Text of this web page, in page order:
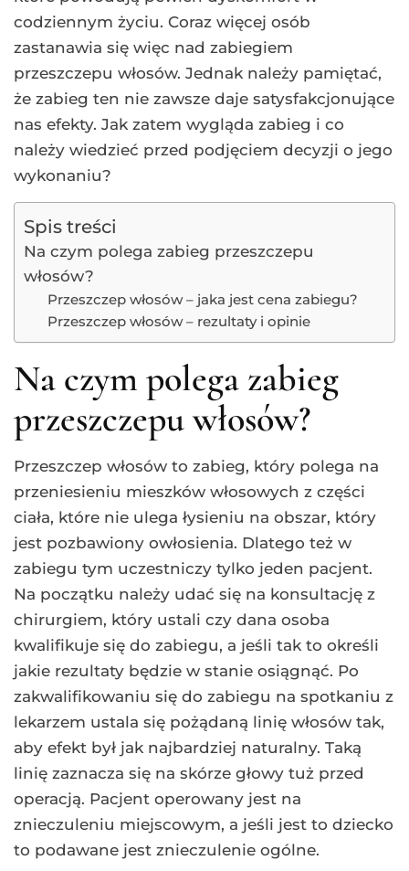
codziennym życiu. Coraz więcej osób
zastanawia się więc nad zabiegiem
przeszczepu włosów. Jednak należy pamiętać,
że zabieg ten nie zawsze daje satysfakcjonujące
nas efekty. Jak zatem wygląda zabieg i co
należy wiedzieć przed podjęciem decyzji o jego
wykonaniu?
Spis treści
Na czym polega zabieg przeszczepu
włosów?
Przeszczep włosów – jaka jest cena zabiegu?
Przeszczep włosów – rezultaty i opinie
Na czym polega zabieg
przeszczepu włosów?
Przeszczep włosów to zabieg, który polega na
przeniesieniu mieszków włosowych z części
ciała, które nie ulega łysieniu na obszar, który
jest pozbawiony owłosienia. Dlatego też w
zabiegu tym uczestniczy tylko jeden pacjent.
Na początku należy udać się na konsultację z
chirurgiem, który ustali czy dana osoba
kwalifikuje się do zabiegu, a jeśli tak to określi
jakie rezultaty będzie w stanie osiągnąć. Po
zakwalifikowaniu się do zabiegu na spotkaniu z
lekarzem ustala się pożądaną linię włosów tak,
aby efekt był jak najbardziej naturalny. Taką
linię zaznacza się na skórze głowy tuż przed
operacją. Pacjent operowany jest na
znieczuleniu miejscowym, a jeśli jest to dziecko
to podawane jest znieczulenie ogólne.